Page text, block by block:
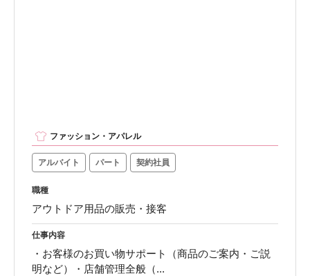
ファッション・アパレル
アルバイト パート 契約社員
職種
アウトドア用品の販売・接客
仕事内容
・お客様のお買い物サポート（商品のご案内・ご説
明など）・店舗管理全般（...